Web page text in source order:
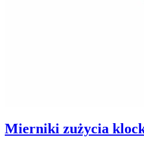
Mierniki zużycia